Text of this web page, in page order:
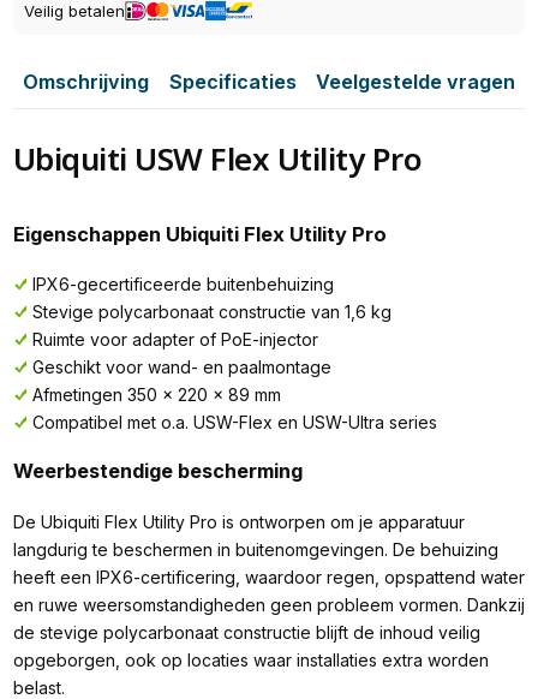
Veilig betalen
Omschrijving Specificaties Veelgestelde vragen
Ubiquiti USW Flex Utility Pro
Eigenschappen Ubiquiti Flex Utility Pro
IPX6-gecertificeerde buitenbehuizing
Stevige polycarbonaat constructie van 1,6 kg
Ruimte voor adapter of PoE-injector
Geschikt voor wand- en paalmontage
Afmetingen 350 × 220 × 89 mm
Compatibel met o.a. USW-Flex en USW-Ultra series
Weerbestendige bescherming
De Ubiquiti Flex Utility Pro is ontworpen om je apparatuur
langdurig te beschermen in buitenomgevingen. De behuizing
heeft een IPX6-certificering, waardoor regen, opspattend water
en ruwe weersomstandigheden geen probleem vormen. Dankzij
de stevige polycarbonaat constructie blijft de inhoud veilig
opgeborgen, ook op locaties waar installaties extra worden
belast.